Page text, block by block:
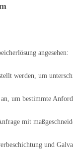
angesehen:
werden, um
um bestimmte
mit
und